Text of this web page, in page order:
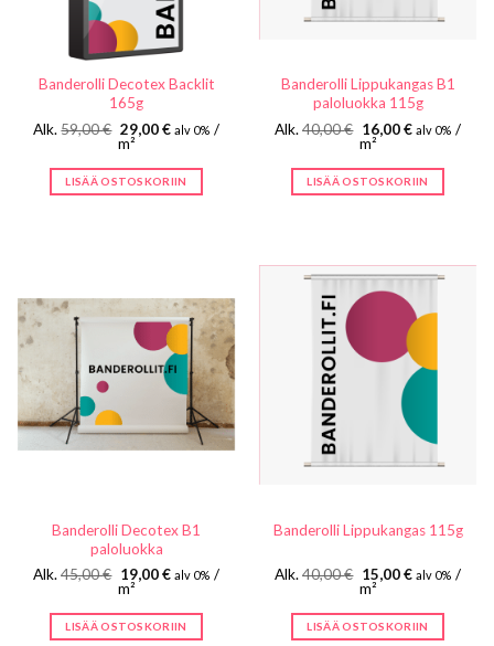
Banderolli Decotex Backlit
165g
Alk.59,00€ Alkuperäinen
hinta
59,00 €.
29,00€Nykyinen
29,00 €.
alv 0% /
m²
LISÄÄ OSTOSKORIIN
Banderolli Lippukangas B1
paloluokka 115g
Alk.40,00€ Alkuperäinen
hinta
40,00 €.
16,00€Nykyinen
16,00 €.
alv 0% /
m²
LISÄÄ OSTOSKORIIN
Banderolli Decotex B1
paloluokka
Alk.45,00€ Alkuperäinen
hinta
45,00 €.
19,00€Nykyinen
19,00 €.
alv 0% /
m²
LISÄÄ OSTOSKORIIN
Banderolli Lippukangas 115g
Alk.40,00€ Alkuperäinen
hinta
40,00 €.
15,00€Nykyinen
15,00 €.
alv 0% /
m²
LISÄÄ OSTOSKORIIN